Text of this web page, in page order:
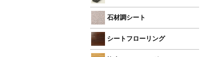
石材調シート
シートフローリング